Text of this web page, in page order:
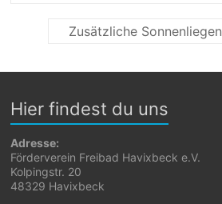
Zusätzliche
Hier findest du uns
Adresse:
Förderverein Freibad Havixbeck e.V.
Kolpingstr. 20
48329 Havixbeck